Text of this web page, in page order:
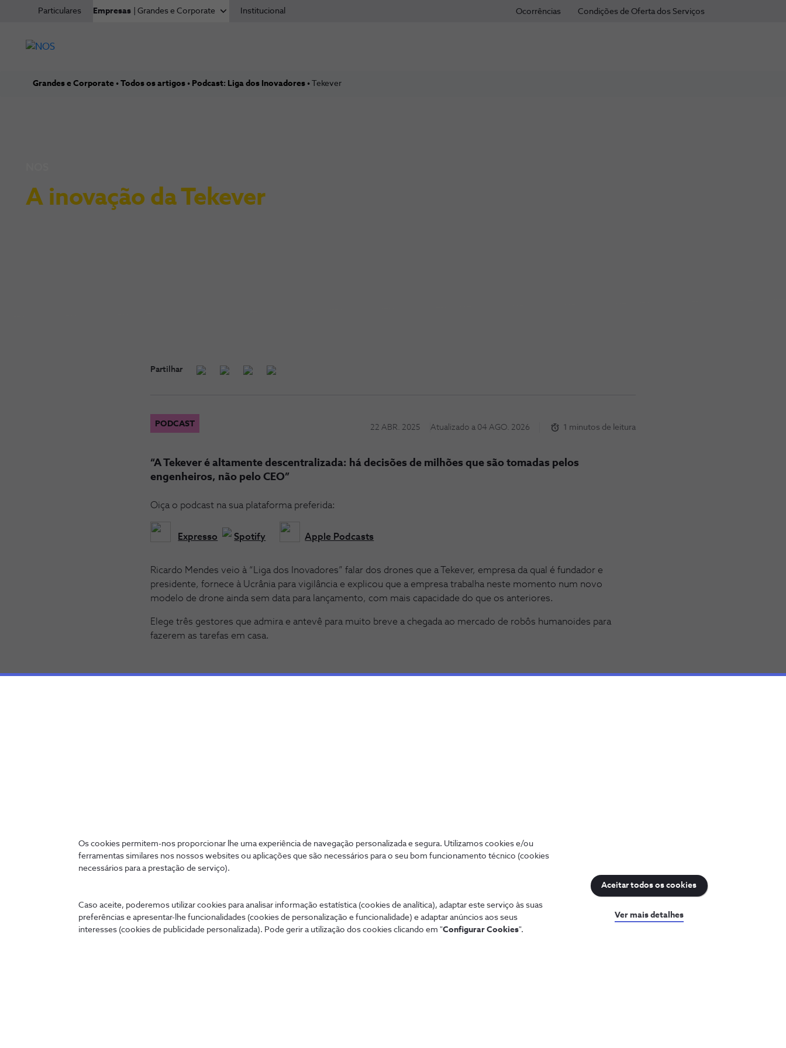
Os cookies permitem-nos proporcionar lhe uma experiência de navegação personalizada e segura. Utilizamos cookies e/ou
ferramentas similares nos nossos websites ou aplicações que são necessários para o seu bom funcionamento técnico (cookies
necessários para a prestação de serviço).
Caso aceite, poderemos utilizar cookies para analisar informação estatística (cookies de analítica), adaptar este serviço às suas
preferências e apresentar-lhe funcionalidades (cookies de personalização e funcionalidade) e adaptar anúncios aos seus
interesses (cookies de publicidade personalizada). Pode gerir a utilização dos cookies clicando em "Configurar Cookies".
Aceitar todos os cookies
Ver mais detalhes
Particulares Empresas | Grandes e Corporate Institucional Ocorrências Condições de Oferta dos Serviços
Grandes e Corporate Todos os artigos Podcast: Liga dos Inovadores Tekever
A inovação da Tekever
Partilhar
PODCAST 22 ABR. 2025 Atualizado a 04 AGO. 2026 1 minutos de leitura
“A Tekever é altamente descentralizada: há decisões de milhões que são tomadas pelos
engenheiros, não pelo CEO”
Oiça o podcast na sua plataforma preferida:
Expresso Spotify Apple Podcasts
Ricardo Mendes veio à “Liga dos Inovadores” falar dos drones que a Tekever, empresa da qual é fundador e
presidente, fornece à Ucrânia para vigilância e explicou que a empresa trabalha neste momento num novo
modelo de drone ainda sem data para lançamento, com mais capacidade do que os anteriores.
Elege três gestores que admira e antevê para muito breve a chegada ao mercado de robôs humanoides para
fazerem as tarefas em casa.
Ligados 24 horas
App NOS
Receber uma proposta
Dificuldades com a internet
Prémios NOS
Reconhecimentos e